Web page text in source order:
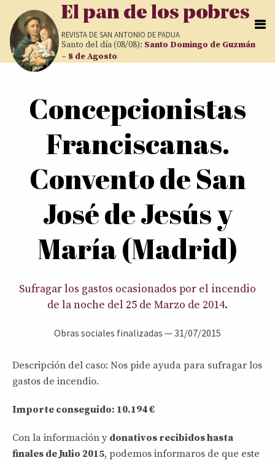
Pasar al contenido principal
El pan de los pobres
REVISTA DESAN ANTONIO DE PADUA
Santo del día (08/08): Santo Domingo de Guzmán
– 8 de Agosto
Concepcionistas
Franciscanas.
Convento de San
José de Jesús y
María (Madrid)
Sufragar los gastos ocasionados por el incendio
de la noche del 25 de Marzo de 2014.
Obras sociales finalizadas —31/07/2015
Descripción del caso: Nos pide ayuda para sufragar los
gastos de incendio.
Importe conseguido: 10.194 €
Con la información y donativos recibidos hasta
finales de Julio 2015, podemos informaros de que este